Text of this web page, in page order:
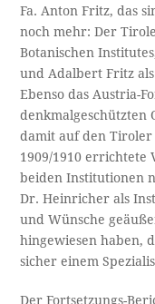
Fa. Anton Fritz, das
noch mehr: Der
Botanischen
und Adalbert Fritz
Ebenso das Austria-
denkmalgeschützten
damit auf den Tiroler
1909/1910 errichtete
beiden Institutionen
Dr. Heinricher als
und Wünsche
hingewiesen haben,
sicher einem
Der Fortsetzungs-